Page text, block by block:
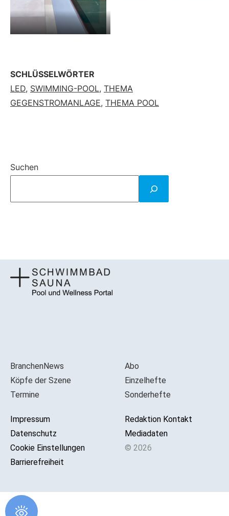
SCHLÜSSELWÖRTER
LED, SWIMMING-POOL, THEMA
GEGENSTROMANLAGE, THEMA POOL
Suchen
BranchenNews
Köpfe der Szene
Termine
Impressum
Datenschutz
Cookie Einstellungen
Barrierefreiheit
Abo
Einzelhefte
Sonderhefte
Redaktion Kontakt
Mediadaten
© 2026